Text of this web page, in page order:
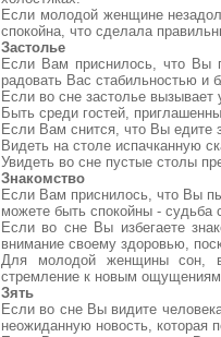
Если молодой женщине
спокойна, что сделала
Застолье
Если Вам приснилось, что Вы
радовать Вас стабильностью и
Если во сне застолье
Быть среди гостей,
Если Вам снится, что Вы едите
Видеть на столе испачканную
Увидеть во сне пустые столы
Знакомство
Если Вам приснилось, что Вы
можете быть спокойны - судьба
Если во сне Вы избегаете
внимание своему здоровью,
Для молодой женщины сон, в
стремление к новым
Зять
Если во сне Вы видите
неожиданную новость, которая